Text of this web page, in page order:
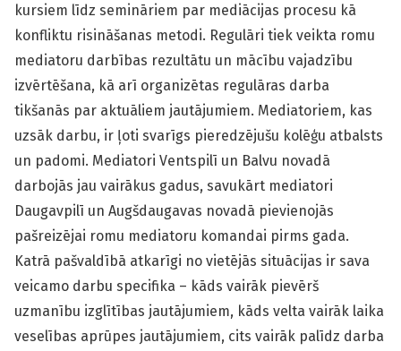
kursiem līdz semināriem par mediācijas procesu kā
konfliktu risināšanas metodi. Regulāri tiek veikta romu
mediatoru darbības rezultātu un mācību vajadzību
izvērtēšana, kā arī organizētas regulāras darba
tikšanās par aktuāliem jautājumiem. Mediatoriem, kas
uzsāk darbu, ir ļoti svarīgs pieredzējušu kolēģu atbalsts
un padomi. Mediatori Ventspilī un Balvu novadā
darbojās jau vairākus gadus, savukārt mediatori
Daugavpilī un Augšdaugavas novadā pievienojās
pašreizējai romu mediatoru komandai pirms gada.
Katrā pašvaldībā atkarīgi no vietējās situācijas ir sava
veicamo darbu specifika – kāds vairāk pievērš
uzmanību izglītības jautājumiem, kāds velta vairāk laika
veselības aprūpes jautājumiem, cits vairāk palīdz darba